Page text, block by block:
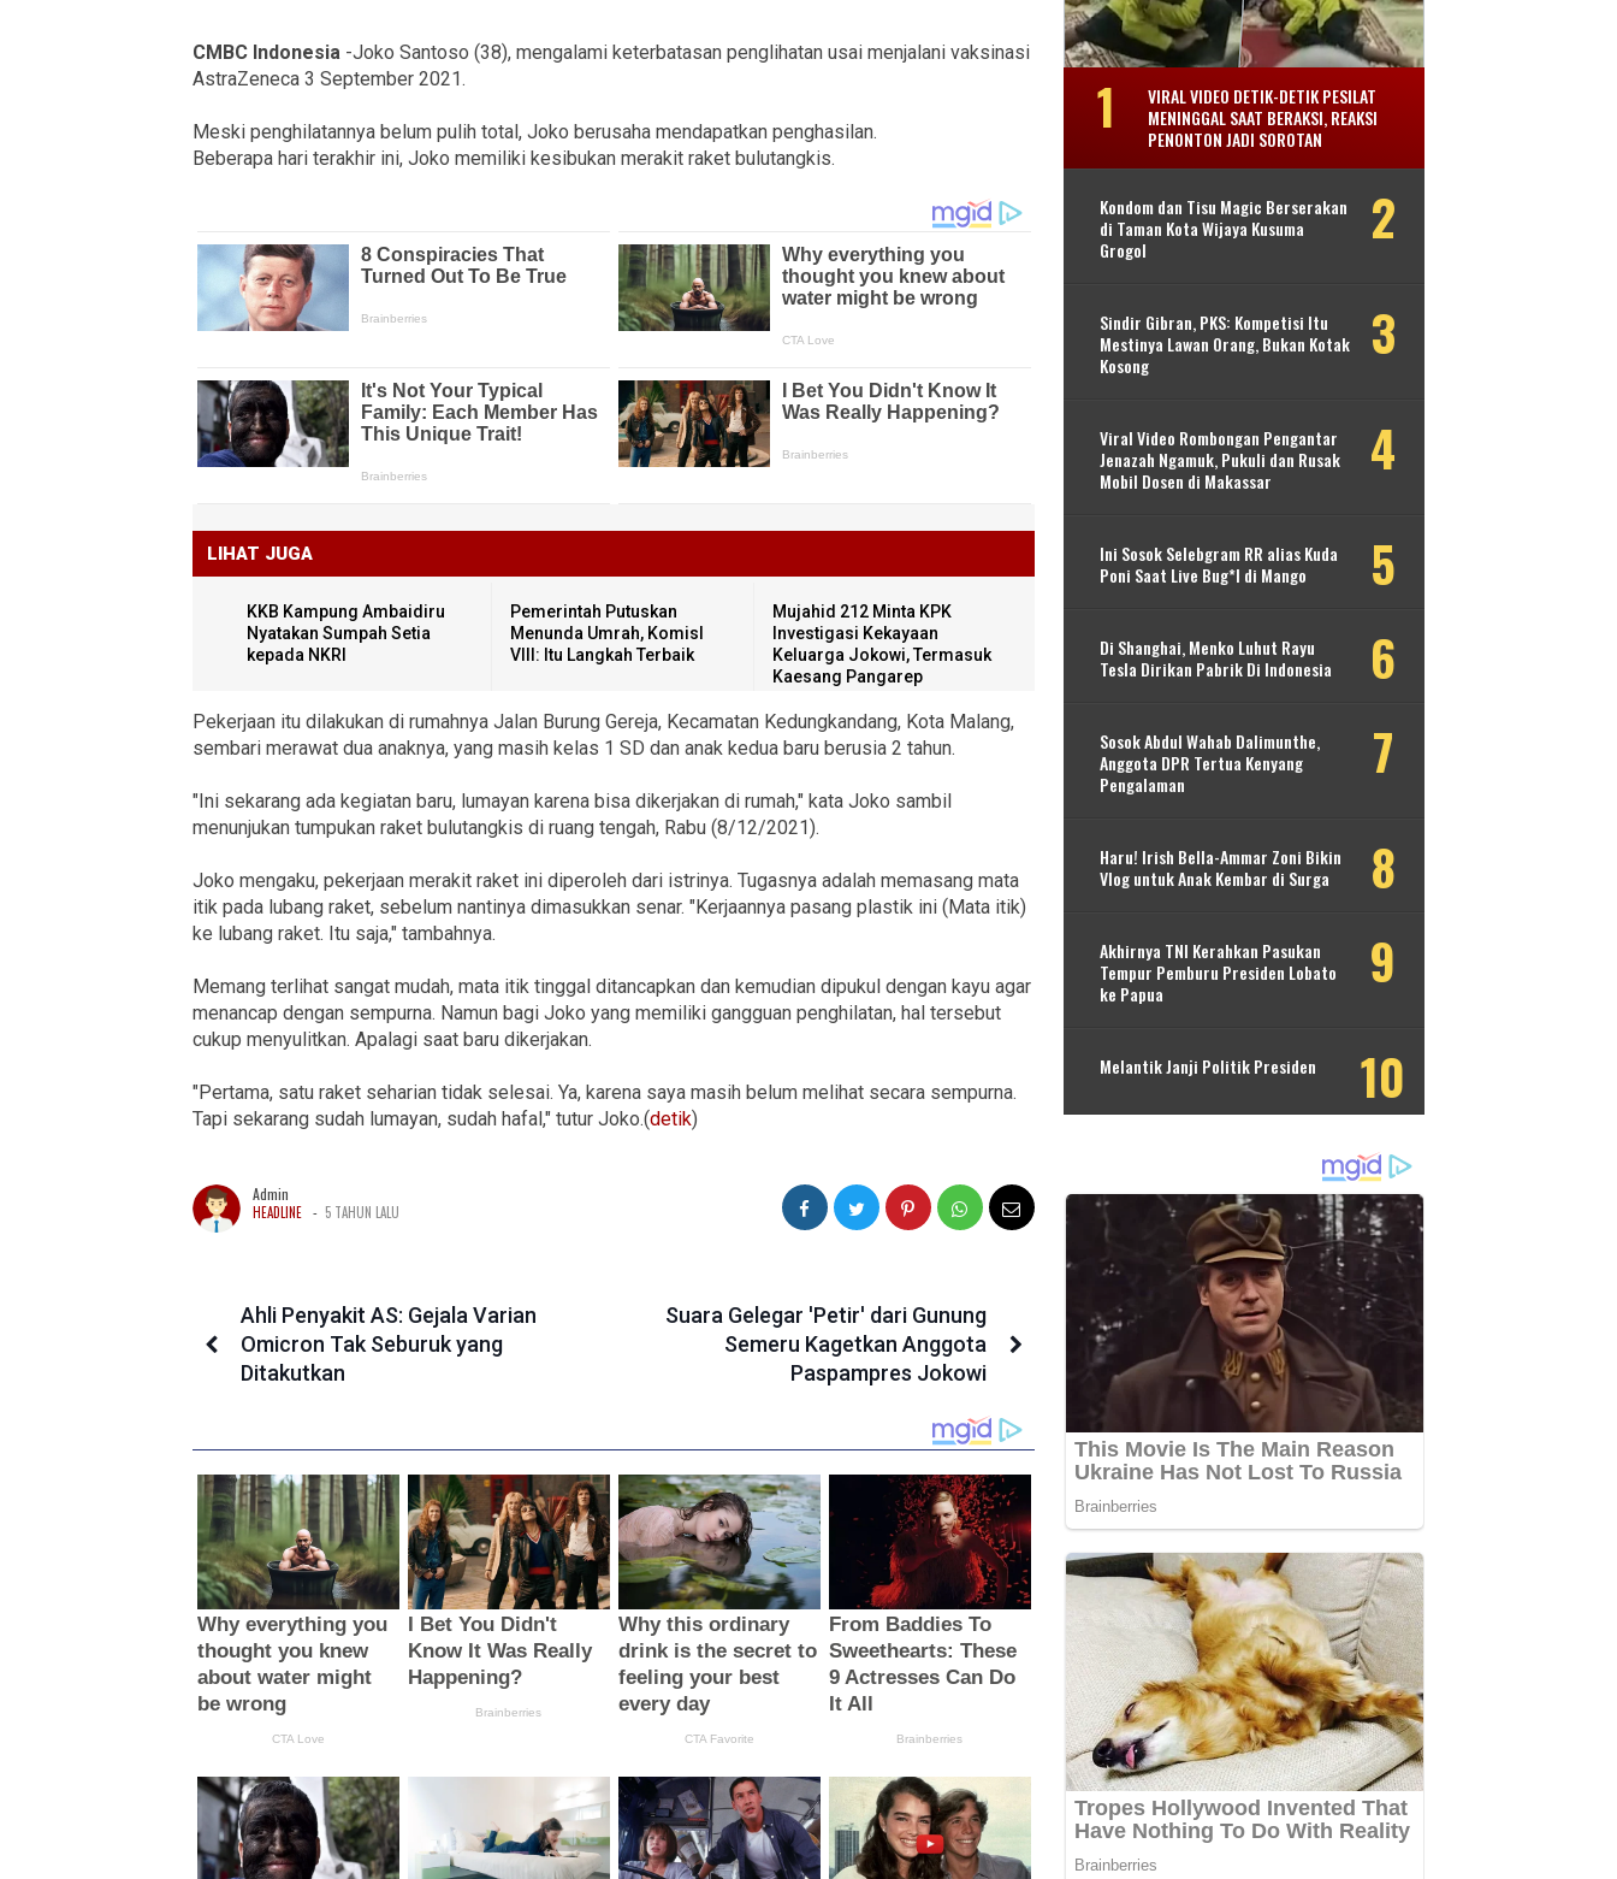
CMBC Indonesia -Joko Santoso (38), mengalami keterbatasan penglihatan usai menjalani vaksinasi
AstraZeneca 3 September 2021.
Meski penghilatannya belum pulih total, Joko berusaha mendapatkan penghasilan.
Beberapa hari terakhir ini, Joko memiliki kesibukan merakit raket bulutangkis.
LIHAT JUGA
KKB Kampung Ambaidiru
Nyatakan Sumpah Setia
kepada NKRI
Pemerintah Putuskan
Menunda Umrah, KomisI
VIII: Itu Langkah Terbaik
Mujahid 212 Minta KPK
Investigasi Kekayaan
Keluarga Jokowi, Termasuk
Kaesang Pangarep
Pekerjaan itu dilakukan di rumahnya Jalan Burung Gereja, Kecamatan Kedungkandang, Kota Malang,
sembari merawat dua anaknya, yang masih kelas 1 SD dan anak kedua baru berusia 2 tahun.
"Ini sekarang ada kegiatan baru, lumayan karena bisa dikerjakan di rumah," kata Joko sambil
menunjukan tumpukan raket bulutangkis di ruang tengah, Rabu (8/12/2021).
Joko mengaku, pekerjaan merakit raket ini diperoleh dari istrinya. Tugasnya adalah memasang mata
itik pada lubang raket, sebelum nantinya dimasukkan senar. "Kerjaannya pasang plastik ini (Mata itik)
ke lubang raket. Itu saja," tambahnya.
Memang terlihat sangat mudah, mata itik tinggal ditancapkan dan kemudian dipukul dengan kayu agar
menancap dengan sempurna. Namun bagi Joko yang memiliki gangguan penghilatan, hal tersebut
cukup menyulitkan. Apalagi saat baru dikerjakan.
"Pertama, satu raket seharian tidak selesai. Ya, karena saya masih belum melihat secara sempurna.
Tapi sekarang sudah lumayan, sudah hafal," tutur Joko.(detik)
Admin
HEADLINE - 5 TAHUN LALU
Ahli Penyakit AS: Gejala Varian
Omicron Tak Seburuk yang
Ditakutkan
Suara Gelegar 'Petir' dari Gunung
Semeru Kagetkan Anggota
Paspampres Jokowi
VIRAL VIDEO DETIK-DETIK PESILAT
MENINGGAL SAAT BERAKSI, REAKSI
PENONTON JADI SOROTAN
Kondom dan Tisu Magic Berserakan
di Taman Kota Wijaya Kusuma
Grogol
Sindir Gibran, PKS: Kompetisi Itu
Mestinya Lawan Orang, Bukan Kotak
Kosong
Viral Video Rombongan Pengantar
Jenazah Ngamuk, Pukuli dan Rusak
Mobil Dosen di Makassar
Ini Sosok Selebgram RR alias Kuda
Poni Saat Live Bug*l di Mango
Di Shanghai, Menko Luhut Rayu
Tesla Dirikan Pabrik Di Indonesia
Sosok Abdul Wahab Dalimunthe,
Anggota DPR Tertua Kenyang
Pengalaman
Haru! Irish Bella-Ammar Zoni Bikin
Vlog untuk Anak Kembar di Surga
Akhirnya TNI Kerahkan Pasukan
Tempur Pemburu Presiden Lobato
ke Papua
Melantik Janji Politik Presiden